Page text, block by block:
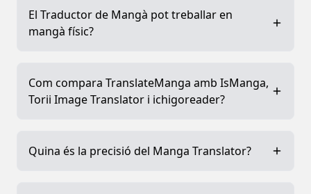
El Traductor de Mangà pot treballar en
mangà físic?
Com compara TranslateManga amb IsManga,
Torii Image Translator i ichigoreader?
Quina és la precisió del Manga Translator?